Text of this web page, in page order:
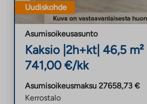
Uudiskohde
Asumisoikeusasunto
Kaksio 2h+kt| 46,5 m²
741,00 €/kk
Asumisoikeusmaksu 27658,73 €
Kerrostalo